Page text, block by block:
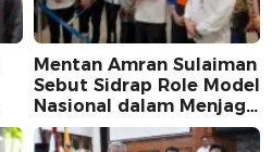
Mentan Amran Sulaiman
Sebut Sidrap Role Model
Nasional dalam Menjaga
Stabilitas Harga Telur